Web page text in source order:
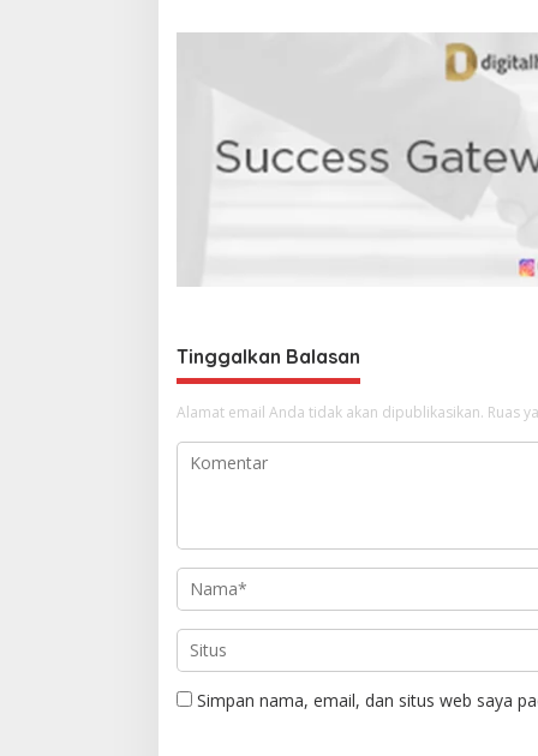
g
Tinggalkan Balasan
Alamat email Anda tidak akan dipublikasikan. Ruas
Simpan nama, email, dan situs web saya